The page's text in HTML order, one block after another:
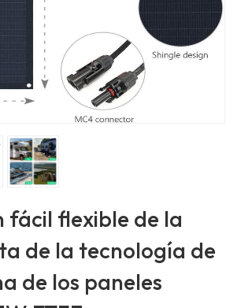
fácil flexible de la
de la tecnología de
de los paneles